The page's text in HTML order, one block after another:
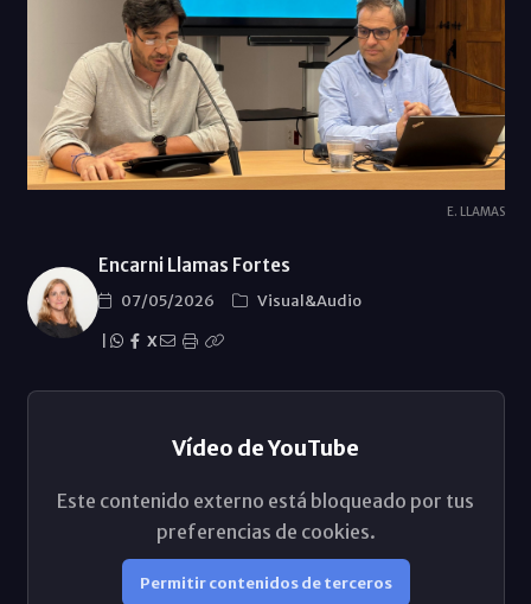
E. LLAMAS
Encarni Llamas Fortes
07/05/2026
Visual&Audio
X
Vídeo de YouTube
Este contenido externo está bloqueado por tus
preferencias de cookies.
Permitir contenidos de terceros